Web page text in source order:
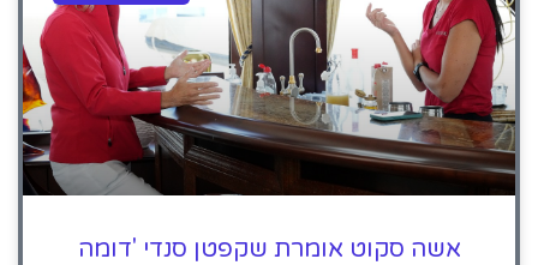
אשה סקוט אומרת שקפטן סנדי 'דומה